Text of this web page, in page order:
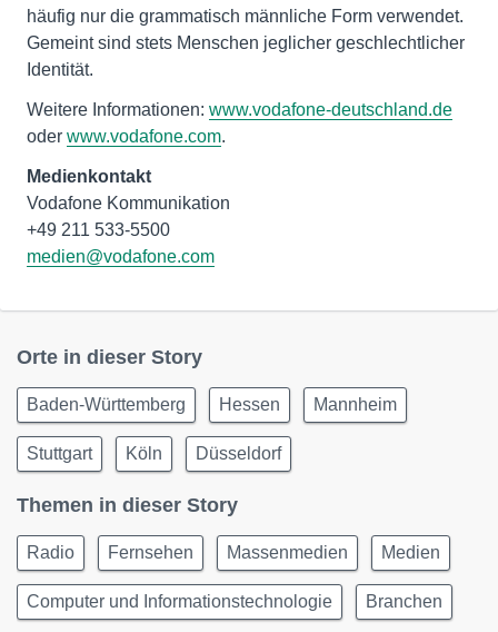
häufig nur die grammatisch männliche Form verwendet.
Gemeint sind stets Menschen jeglicher geschlechtlicher
Identität.
Weitere Informationen: www.vodafone-deutschland.de
oder www.vodafone.com.
Medienkontakt
Vodafone Kommunikation
medien@vodafone.com
Orte in dieser Story
Baden-Württemberg Hessen Mannheim
Stuttgart Köln Düsseldorf
Themen in dieser Story
Radio Fernsehen Massenmedien Medien
Computer und Informationstechnologie Branchen